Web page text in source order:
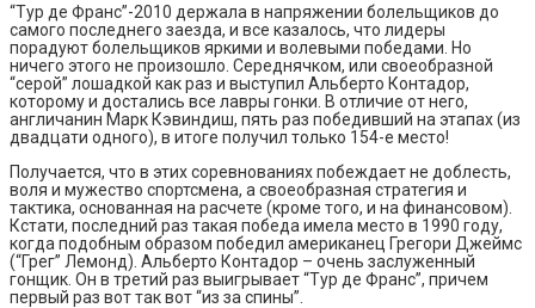
“Тур де Франс”-2010 держала в напряжении болельщиков до
самого последнего заезда, и все казалось, что лидеры
порадуют болельщиков яркими и волевыми победами. Но
ничего этого не произошло. Середнячком, или своеобразной
“серой” лошадкой как раз и выступил Альберто Контадор,
которому и достались все лавры гонки. В отличие от него,
англичанин Марк Кэвиндиш, пять раз победивший на этапах (из
двадцати одного), в итоге получил только 154-е место!
Получается, что в этих соревнованиях побеждает не доблесть,
воля и мужество спортсмена, а своеобразная стратегия и
тактика, основанная на расчете (кроме того, и на финансовом).
Кстати, последний раз такая победа имела место в 1990 году,
когда подобным образом победил американец Грегори Джеймс
(“Грег” Лемонд). Альберто Контадор – очень заслуженный
гонщик. Он в третий раз выигрывает “Тур де Франс”, причем
первый раз вот так вот “из за спины”.